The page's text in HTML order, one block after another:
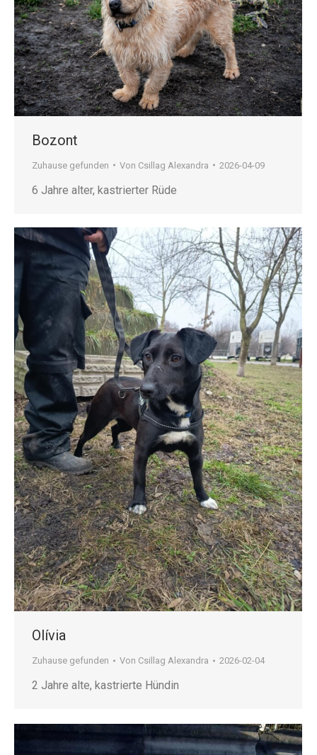
Bozont
Zuhause gefunden Von Csillag Alexandra 2026-04-09
6 Jahre alter, kastrierter Rüde
Olívia
Zuhause gefunden Von Csillag Alexandra 2026-02-04
2 Jahre alte, kastrierte Hündin